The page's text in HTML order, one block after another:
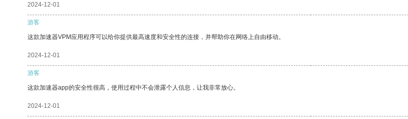
2024-12-01
游客
这款加速器VPM应用程序可以给你提供最高速度和安全性的连接，并帮助你在网络上自由移动。
2024-12-01
游客
这款加速器app的安全性很高，使用过程中不会泄露个人信息，让我非常放心。
2024-12-01